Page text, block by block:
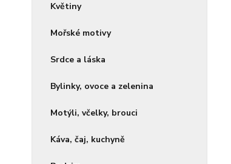
Květiny
Mořské motivy
Srdce a láska
Bylinky, ovoce a zelenina
Motýli, včelky, brouci
Káva, čaj, kuchyně